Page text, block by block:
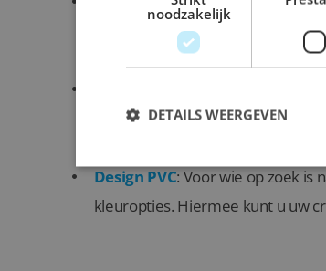
vloeren geven uw ruimte een
minimalistisch interieur.
: Wilt u een
iconische visgraatpatroon dat
Design PVC: Voor wie op zoek is
kleuropties. Hiermee kunt u uw
noodzakelijk
DETAILS WEERGEVEN